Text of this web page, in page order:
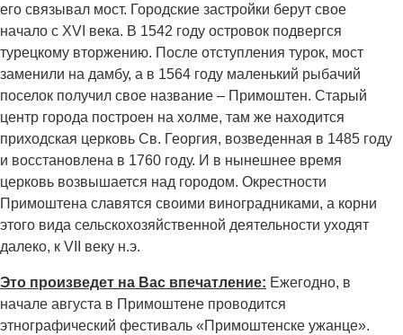
его связывал мост. Городские застройки берут свое
начало с XVI века. В 1542 году островок подвергся
турецкому вторжению. После отступления турок, мост
заменили на дамбу, а в 1564 году маленький рыбачий
поселок получил свое название – Примоштен. Старый
центр города построен на холме, там же находится
приходская церковь Св. Георгия, возведенная в 1485 году
и восстановлена в 1760 году. И в нынешнее время
церковь возвышается над городом. Окрестности
Примоштена славятся своими виноградниками, а корни
этого вида сельскохозяйственной деятельности уходят
далеко, к VII веку н.э.
Это произведет на Вас впечатление: Ежегодно, в
начале августа в Примоштене проводится
этнографический фестиваль «Примоштенске ужанце».